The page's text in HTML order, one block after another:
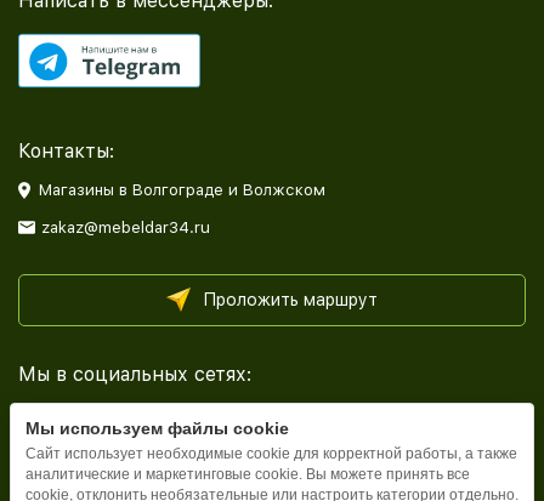
Контакты:
Магазины в Волгограде и Волжском
zakaz@mebeldar34.ru
Проложить маршрут
Мы в социальных сетях:
Мы используем файлы cookie
Сайт использует необходимые cookie для корректной работы, а также
аналитические и маркетинговые cookie. Вы можете принять все
cookie, отклонить необязательные или настроить категории отдельно.